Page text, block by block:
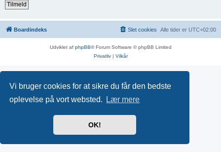
Vi bruger cookies for at sikre du får den bedste
oplevelse på vort websted.
Lær mere
OK!
Tilmeld
Boardindeks Alle tider er UTC+02:00
Slet cookies
Udviklet af phpBB® Forum Software © phpBB Limited
Privatliv| Vilkår